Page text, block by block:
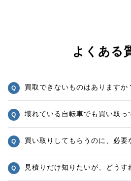
よくある
買取できないものはありますか
壊れている自転車でも買い取っ
買い取りしてもらうのに、必要
見積りだけ知りたいが、どうす